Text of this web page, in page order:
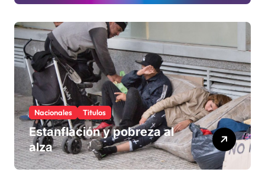
Nacionales Titulos
Estanflación y pobreza al
alza